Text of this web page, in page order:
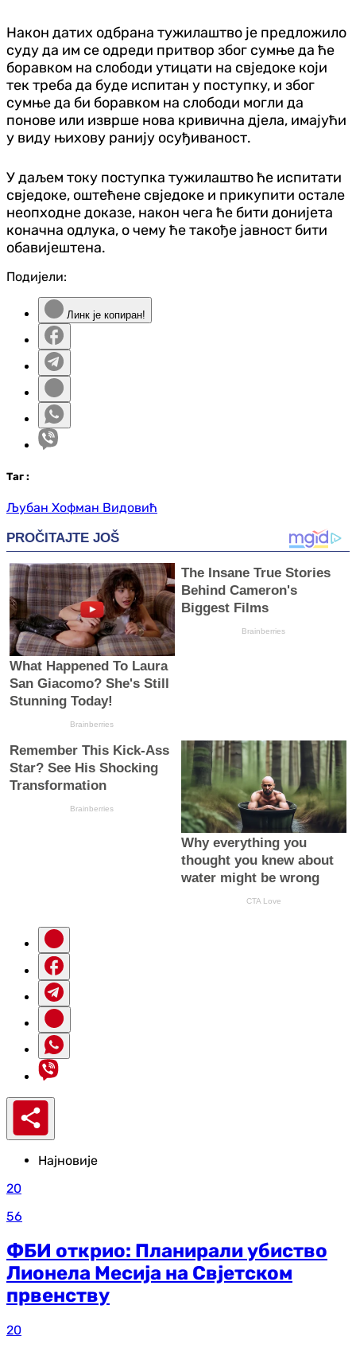
Након датих одбрана тужилаштво је предложило
суду да им се одреди притвор због сумње да ће
боравком на слободи утицати на свједоке који
тек треба да буде испитан у поступку, и због
сумње да би боравком на слободи могли да
понове или изврше нова кривична дјела, имајући
у виду њихову ранију осуђиваност.
У даљем току поступка тужилаштво ће испитати
свједоке, оштећене свједоке и прикупити остале
неопходне доказе, након чега ће бити донијета
коначна одлука, о чему ће такође јавност бити
обавијештена.
Подијели:
Линк је копиран!
Таг :
Љубан Хофман Видовић
Најновије
20
56
ФБИ открио: Планирали убиство
Лионела Месија на Свјетском
првенству
20